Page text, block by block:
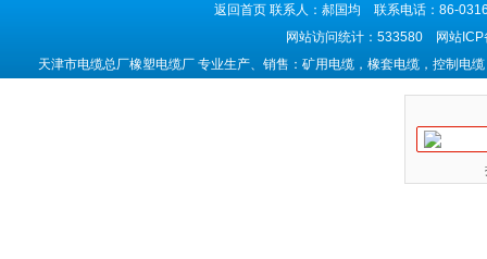
返回首页联系人：郝国均 联系电话：86-
网站访问统计：533580 网站ICP
天津市电缆总厂橡塑电缆厂 专业生产、销售：矿用电缆，橡套电缆，控制电